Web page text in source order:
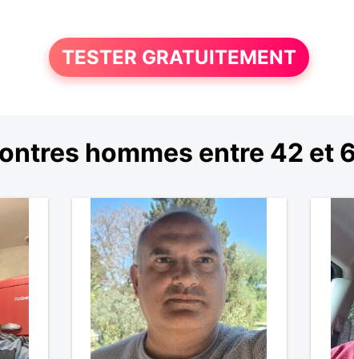
TESTER GRATUITEMENT
hommes entre 42 et